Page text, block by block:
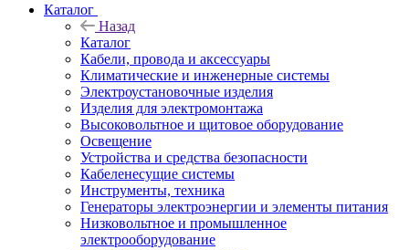
Каталог
Назад
Каталог
Кабели, провода и аксессуары
Климатические и инженерные системы
Электроустановочные изделия
Изделия для электромонтажа
Высоковольтное и щитовое оборудование
Освещение
Устройства и средства безопасности
Кабеленесущие системы
Инструменты, техника
Генераторы электроэнергии и элементы питания
Низковольтное и промышленное
электрооборудование